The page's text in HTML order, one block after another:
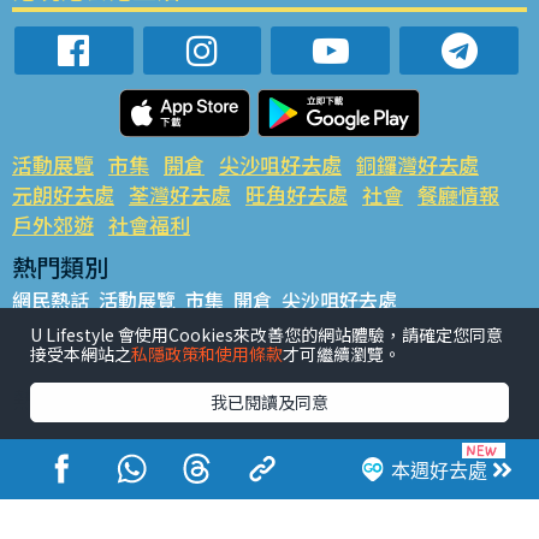
本週好去處
活動展覽 市集 開倉 尖沙咀好去處 銅鑼灣好去處
元朗好去處 荃灣好去處 旺角好去處 社會 餐廳情報
戶外郊遊 社會福利
熱門類別
網民熱話 活動展覽 市集 開倉 尖沙咀好去處
銅鑼灣好去處 元朗好去處 荃灣好去處 旺角好去處 社會
餐廳情報 戶外郊遊
熱門標籤
#UGO搵好去處 #人氣活動推介 #美食社群熱話
#親子玩樂好去處
#ULifestyle應用程式
#限時搶
#UJetso禮物放送
#ULifestyle商戶中心 #著數 #網絡熱話
U Lifestyle 會使用Cookies來改善您的網站體驗，請確定您同意
接受本網站之私隱政策和使用條款才可繼續瀏覽。
我已閱讀及同意